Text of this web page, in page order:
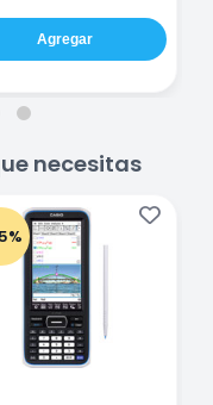
Agregar
necesitas